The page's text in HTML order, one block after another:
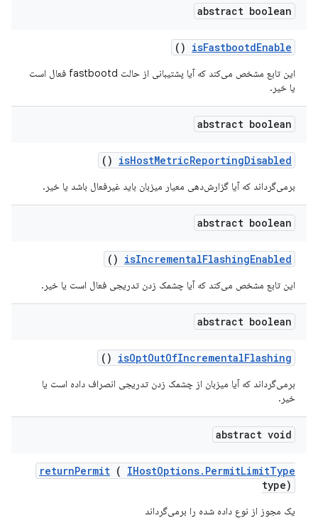
abstract boolean
isFastbootdEnable
()
این تابع مشخص می‌کند که آیا پشتیبانی از حالت fastbootd فعال است
یا خیر.
abstract boolean
isHostMetricReportingDisabled
()
برمی‌گرداند که آیا گزارش‌دهی معیار میزبان باید غیرفعال باشد یا خیر.
abstract boolean
isIncrementalFlashingEnabled
()
این تابع مشخص می‌کند که آیا چشمک زدن تدریجی فعال است یا خیر.
abstract boolean
isOptOutOfIncrementalFlashing
()
برمی‌گرداند که آیا میزبان از چشمک زدن تدریجی انصراف داده است یا
خیر.
abstract void
returnPermit ( IHostOptions. PermitLimitType
type)
یک مجوز از نوع داده شده را برمی‌گرداند